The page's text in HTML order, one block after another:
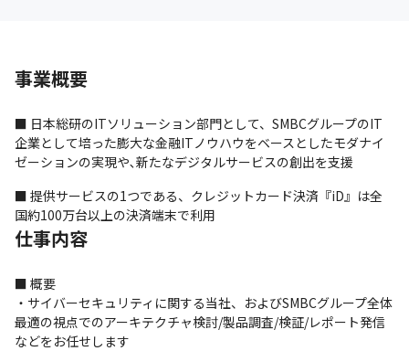
事業概要
■ 日本総研のITソリューション部門として、SMBCグループのIT
企業として培った膨大な金融ITノウハウをベースとしたモダナイ
ゼーションの実現や､新たなデジタルサービスの創出を支援
■ 提供サービスの1つである、クレジットカード決済『iD』は全
国約100万台以上の決済端末で利用
仕事内容
■ 概要
・サイバーセキュリティに関する当社、およびSMBCグループ全体
最適の視点でのアーキテクチャ検討/製品調査/検証/レポート発信
などをお任せします